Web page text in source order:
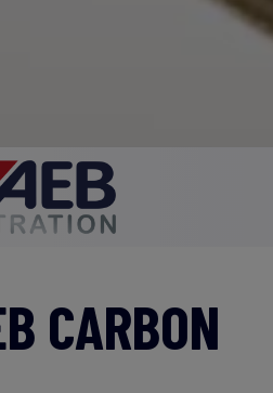
CARBON